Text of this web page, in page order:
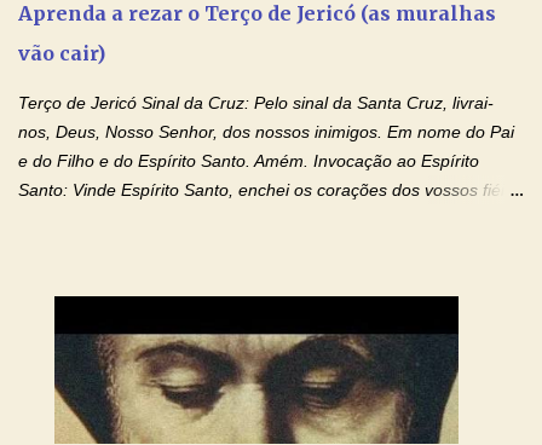
Aprenda a rezar o Terço de Jericó (as muralhas
vão cair)
Terço de Jericó Sinal da Cruz: Pelo sinal da Santa Cruz, livrai-
nos, Deus, Nosso Senhor, dos nossos inimigos. Em nome do Pai
e do Filho e do Espírito Santo. Amém. Invocação ao Espírito
Santo: Vinde Espírito Santo, enchei os corações dos vossos fiéis
o mesmo Espírito e gozemos sempre da sua consolação. Por
Cristo, Senhor Nosso. Amém. Creio: Creio em Deus Pai Todo-
Poderoso, Criador do céu e da terra; e em Jesus Cristo, seu
único Filho, nosso Senhor; que foi concebido pelo poder do Espí­